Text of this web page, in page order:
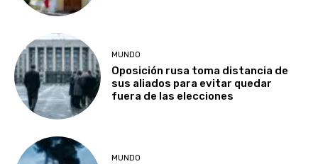
MUNDO
Oposición rusa toma distancia de
sus aliados para evitar quedar
fuera de las elecciones
MUNDO